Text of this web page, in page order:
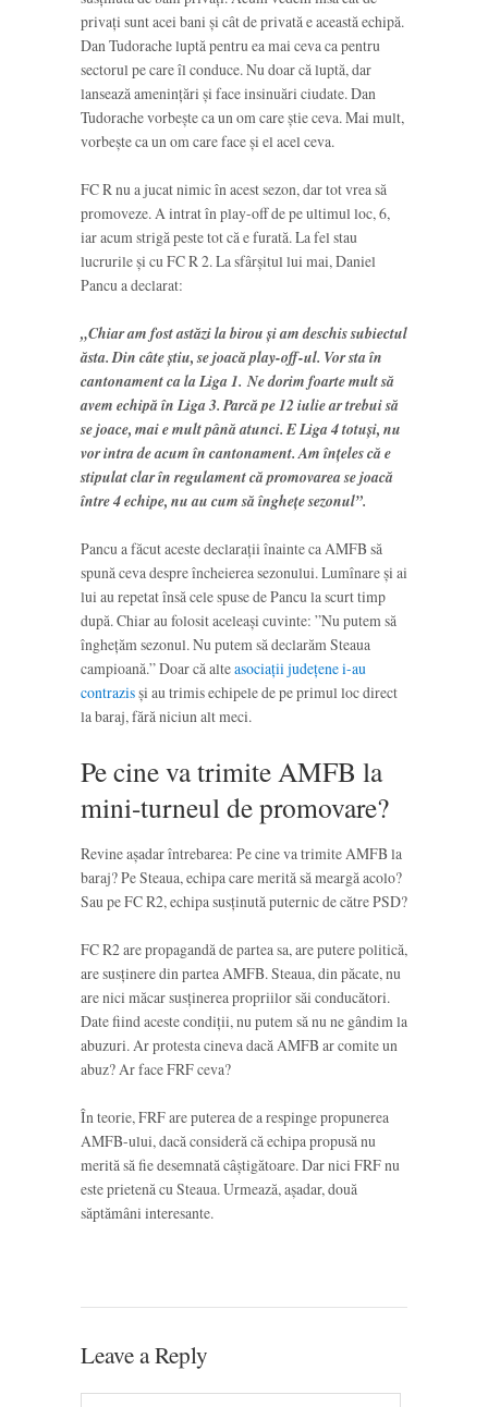
privați sunt acei bani și cât de privată e această echipă.
Dan Tudorache luptă pentru ea mai ceva ca pentru
sectorul pe care îl conduce. Nu doar că luptă, dar
lansează amenințări și face insinuări ciudate. Dan
Tudorache vorbește ca un om care știe ceva. Mai mult,
vorbește ca un om care face și el acel ceva.
FC R nu a jucat nimic în acest sezon, dar tot vrea să
promoveze. A intrat în play-off de pe ultimul loc, 6,
iar acum strigă peste tot că e furată. La fel stau
lucrurile și cu FC R 2. La sfârșitul lui mai, Daniel
Pancu a declarat:
„Chiar am fost astăzi la birou și am deschis subiectul
ăsta. Din câte știu, se joacă play-off-ul. Vor sta în
cantonament ca la Liga 1. Ne dorim foarte mult să
avem echipă în Liga 3. Parcă pe 12 iulie ar trebui să
se joace, mai e mult până atunci. E Liga 4 totuși, nu
vor intra de acum în cantonament. Am înțeles că e
stipulat clar în regulament că promovarea se joacă
între 4 echipe, nu au cum să înghețe sezonul”.
Pancu a făcut aceste declarații înainte ca AMFB să
spună ceva despre încheierea sezonului. Lumînare și ai
lui au repetat însă cele spuse de Pancu la scurt timp
după. Chiar au folosit aceleași cuvinte: ”Nu putem să
înghețăm sezonul. Nu putem să declarăm Steaua
campioană.” Doar că alteasociații județene i-au
contrazisși au trimis echipele de pe primul loc direct
la baraj, fără niciun alt meci.
Pe cine va trimite AMFB la
mini-turneul de promovare?
Revine așadar întrebarea: Pe cine va trimite AMFB la
baraj? Pe Steaua, echipa care merită să meargă acolo?
Sau pe FC R2, echipa susținută puternic de către PSD?
FC R2 are propagandă de partea sa, are putere politică,
are susținere din partea AMFB. Steaua, din păcate, nu
are nici măcar susținerea propriilor săi conducători.
Date fiind aceste condiții, nu putem să nu ne gândim la
abuzuri. Ar protesta cineva dacă AMFB ar comite un
abuz? Ar face FRF ceva?
În teorie, FRF are puterea de a respinge propunerea
AMFB-ului, dacă consideră că echipa propusă nu
merită să fie desemnată câștigătoare. Dar nici FRF nu
este prietenă cu Steaua. Urmează, așadar, două
săptămâni interesante.
Leave a Reply